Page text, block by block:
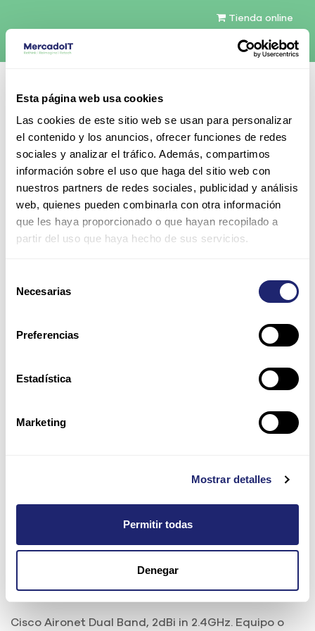
Esta página web usa cookies
Las cookies de este sitio web se usan para personalizar
el contenido y los anuncios, ofrecer funciones de redes
sociales y analizar el tráfico. Además, compartimos
información sobre el uso que haga del sitio web con
nuestros partners de redes sociales, publicidad y análisis
web, quienes pueden combinarla con otra información
que les haya proporcionado o que hayan recopilado a
partir del uso que haya hecho de sus servicios.
Necesarias
Preferencias
Estadística
Marketing
Mostrar detalles
Permitir todas
Denegar
Tienda online
Español
Contáctenos
Todos los productos
Cisco Aironet Dual Band, 2dBi in 2.4GHz
Cisco Aironet Dual Band, 2dBi
Ref: AIR-ANT2451V-R
Cisco Aironet Dual Band, 2dBi in 2.4GHz. Equipo o